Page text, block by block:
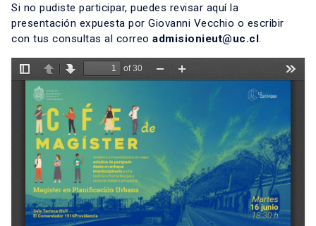
Si no pudiste participar, puedes revisar aquí la
presentación expuesta por Giovanni Vecchio o escribir
con tus consultas al correo admisionieut@uc.cl.